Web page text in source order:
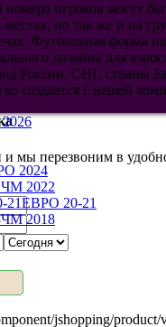
форма
костюмы
2024
ЧМ 2022
ЕВРО 20-21
ЧМ 2018
игроков могут
местах, но так же и на
Футбольная форма
дизайна для
России, СНГ, страны
создается с нашей
и мы перезвоним в
jshopping/product/